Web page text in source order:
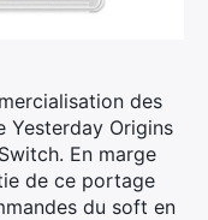
des
Yesterday Origins
En marge
de ce portage
du soft en